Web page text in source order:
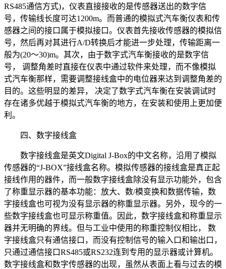
RS485通信方式)，仪表直接接收的是传感器送出的数字信
号，传输线长度可达1200m。而普通的模拟式汽车衡仪表和传
感器之间的接口属于模拟接口。仪表首先接收传感器的模拟信
号，然后再对其进行A/D转换后才能进一步处理，传输距离一
般为(20～30)m。其次，由于数字式汽车衡接收的是数字信
号， 调整角差时直接在仪表中通过软件来处理，而不像模拟
式汽车衡那样，需要调整接线盒中的电位器来达到调整角差的
目的。这些明显的差异， 决定了数字式汽车衡在安装调试时
存在诸多优越于模拟式汽车衡的地方，在安装和使用上更加便
利。
四、数字接线盒
数字接线盒是英文Digital J-Box的中文名称，沿用了模拟
传感器的“J-BOX”接线盒名称。模拟传感器的接线盒是真正起
接线作用的器件，而一般数字接线盒除没有显示功能外，包含
了称重显示器的基本功能：放大、数/模变换和数据传输，数
字接线盒也可视为没有显示器的称重显示器。另外，现今的一
些数字接线盒也可显示称重值。因此，数字接线盒和称重显示
器并无明确的界线。但与工业中使用的称重控制仪相比， 数
字接线盒只有通信接口，而没有控制信号的输入口和输出口，
只通过通信接口RS485或RS232连到专用的显示器或计算机。
数字接线盒和数字传感器的出现，虽然从表面上看与过去的模